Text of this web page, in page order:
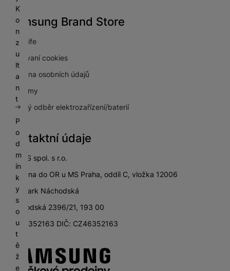
K
o
n
z
u
lt
a
n
t
P
o
d
m
ín
k
y
s
o
u
t
ě
ž
e
Samsung Brand Store
NextLife
Používaní cookies
Ochrana osobních údajů
Pro firmy
Zpětný odběr elektrozařízení/baterií
Kontaktní údaje
SETOS spol. s r.o.
zapsána do OR u MS Praha, oddíl C, vložka 12006
City Park Náchodská
Náchodská 2396/21, 193 00
IČ: 46352163 DIČ: CZ46352163